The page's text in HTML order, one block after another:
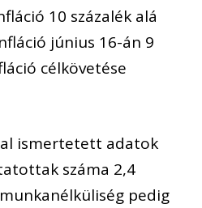
10 százalék alá
június 16-án 9
célkövetése
ismertetett adatok
száma 2,4
pedig